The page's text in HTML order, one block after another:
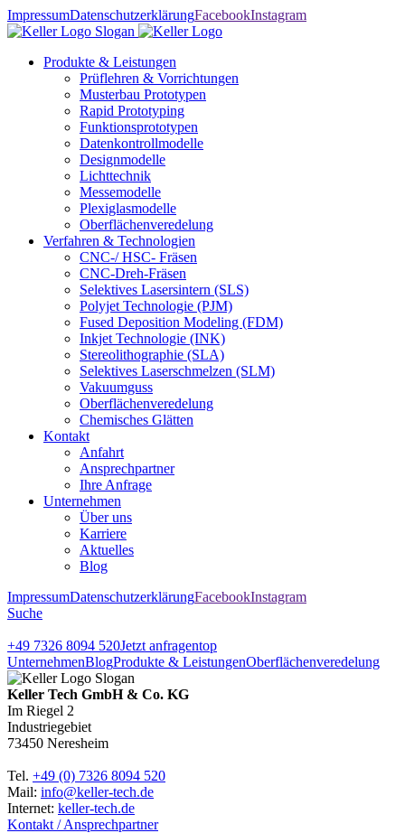
ImpressumDatenschutzerklärungFacebookInstagram
Produkte & Leistungen
Prüflehren & Vorrichtungen
Musterbau Prototypen
Rapid Prototyping
Funktionsprototypen
Datenkontrollmodelle
Designmodelle
Lichttechnik
Messemodelle
Plexiglasmodelle
Oberflächenveredelung
Verfahren & Technologien
CNC-/ HSC- Fräsen
CNC-Dreh-Fräsen
Selektives Lasersintern (SLS)
Polyjet Technologie (PJM)
Fused Deposition Modeling (FDM)
Inkjet Technologie (INK)
Stereolithographie (SLA)
Selektives Laserschmelzen (SLM)
Vakuumguss
Oberflächenveredelung
Chemisches Glätten
Kontakt
Anfahrt
Ansprechpartner
Ihre Anfrage
Unternehmen
Über uns
Karriere
Aktuelles
Blog
ImpressumDatenschutzerklärungFacebookInstagram
Suche
+49 7326 8094 520Jetzt anfragentop
UnternehmenBlogProdukte & LeistungenOberflächenveredelung
Keller Tech GmbH & Co. KG
Im Riegel 2
Industriegebiet
73450 Neresheim
Tel. +49 (0) 7326 8094 520
Mail: info@keller-tech.de
Internet: keller-tech.de
Kontakt / Ansprechpartner